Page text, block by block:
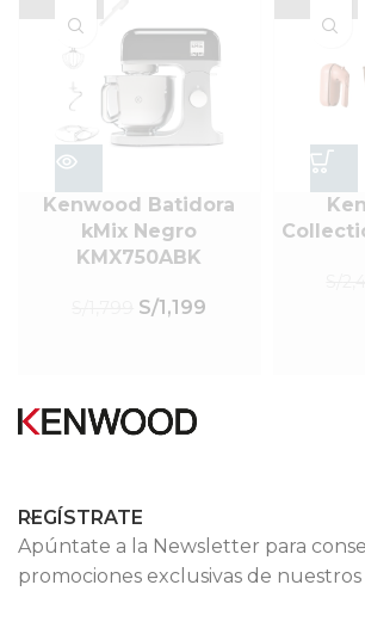
Kenwood Batidora
kMix Negro
KMX750ABK
S/1,199
REGÍSTRATE
Apúntate a la Newsletter para
promociones exclusivas de